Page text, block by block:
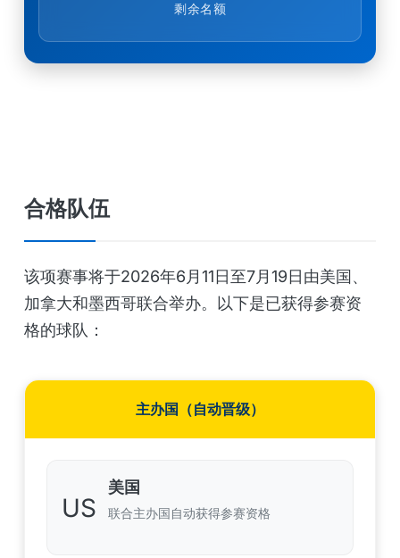
剩余名额
合格队伍
该项赛事将于2026年6月11日至7月19日由美国、
加拿大和墨西哥联合举办。以下是已获得参赛资
格的球队：
主办国（自动晋级）
US
美国
联合主办国自动获得参赛资格